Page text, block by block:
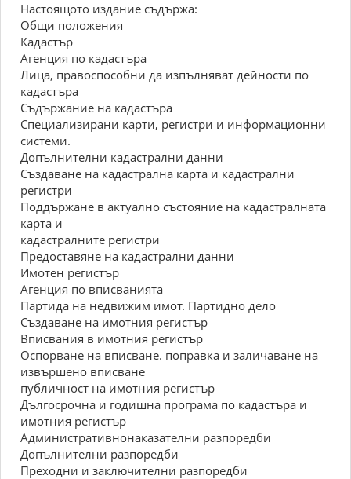
Настоящото издание съдържа:
Общи положения
Кадастър
Агенция по кадастъра
Лица, правоспособни да изпълняват дейности по
кадастъра
Съдържание на кадастъра
Специализирани карти, регистри и информационни
системи.
Допълнителни кадастрални данни
Създаване на кадастрална карта и кадастрални
регистри
Поддържане в актуално състояние на кадастралната
карта и
кадастралните регистри
Предоставяне на кадастрални данни
Имотен регистър
Агенция по вписванията
Партида на недвижим имот. Партидно дело
Създаване на имотния регистър
Вписвания в имотния регистър
Оспорване на вписване. поправка и заличаване на
извършено вписване
публичност на имотния регистър
Дългосрочна и годишна програма по кадастъра и
имотния регистър
Административнонаказателни разпоредби
Допълнителни разпоредби
Преходни и заключителни разпоредби